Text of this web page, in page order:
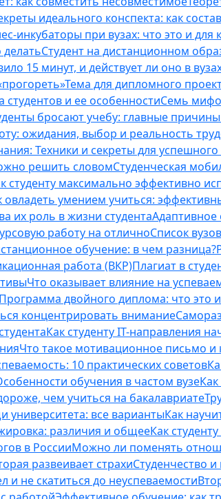
идеального конспекта: как
инкубаторы при вузах: что это и для
Студент на дистанционном
15 минут, и действует ли оно в
Тема для дипломного
студентов и ее особенностиСемь
бросают учебу: главные причины
ожидания, выбор и реальность
Техники и секреты для
решить словомСтуденческая
студенту максимально эффективно
овладеть умением учиться:
их роль в жизни студентаАдаптивное
работу на отличноСписок
обучение: в чем разница?
работа (ВКР)Плагиат в
Что оказывает влияние на
Программа двойного диплома: что это
концентрировать внимание
Как студенту IT-направления
Что такое мотивационное письмо и
10 практических советов
обучения в частом вузе
чем учиться на бакалавриате
университета: все вариантыКак
различия и общееКак
в РоссииМожно ли поменять
развеивает страхиСтуденчество
и не скатиться до неуспеваемости